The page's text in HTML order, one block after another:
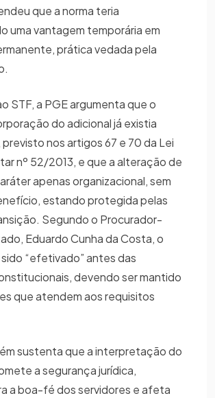
que a norma teria
uma vantagem temporária em
prática vedada pela
STF, a PGE argumenta que o
do adicional já existia
nos artigos 67 e 70 da Lei
nº 52/2013, e que a alteração de
apenas organizacional, sem
estando protegida pelas
Segundo o Procurador-
Eduardo Cunha da Costa, o
“efetivado” antes das
devendo ser mantido
que atendem aos requisitos
sustenta que a interpretação do
a segurança jurídica,
a boa-fé dos servidores e afeta